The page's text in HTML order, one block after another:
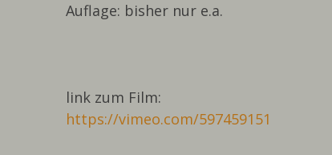
Auflage: bisher nur e.a.
link zum Film:
https://vimeo.com/597459151